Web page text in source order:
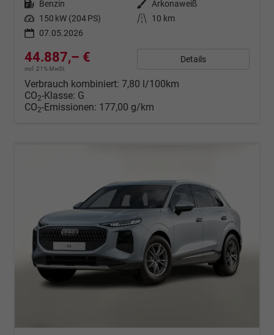
Kraftstoff Benzin Außenfarbe Arkonaweiß
Leistung 150 kW (204 PS) Kilometerstand
10 km
07.05.2026
44.887,– €
incl. 21% MwSt.
Details
Verbrauch kombiniert: 7,80 l/100km
CO2-Klasse: G
CO2-Emissionen: 177,00 g/km